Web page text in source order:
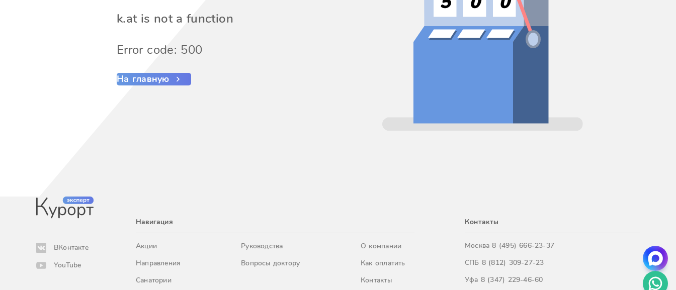
k.at is not a function
Error code: 500
На главную
ВКонтакте
YouTube
Навигация
Акции
Направления
Санатории
Руководства
Вопросы доктору
О компании
Как оплатить
Контакты
Контакты
Москва8 (495) 666-23-37
СПБ 8 (812) 309-27-23
Уфа 8 (347) 229-46-60